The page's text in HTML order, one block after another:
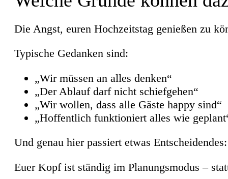
Die Angst, euren Hochzeitstag genießen zu
Typische Gedanken sind:
„Wir müssen an alles denken“
„Der Ablauf darf nicht schiefgehen“
„Wir wollen, dass alle Gäste happy sind“
„Hoffentlich funktioniert alles wie
Und genau hier passiert etwas
Euer Kopf ist ständig im Planungsmodus –